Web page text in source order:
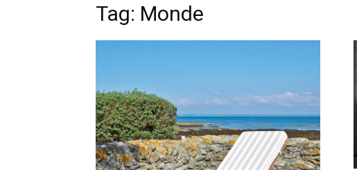
Tag: Monde